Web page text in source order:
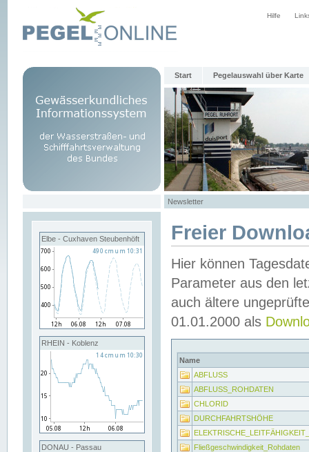
Hilfe
Start Pegelauswahl über Karte
Newsletter
Elbe - Cuxhaven Steubenhöft
RHEIN - Koblenz
DONAU - Passau
Freier
Hier können
Parameter aus den
auch ältere
01.01.2000 als
Name
ABFLUSS
ABFLUSS_ROHDATEN
CHLORID
DURCHFAHRTSHÖHE
Fließgeschwindigkeit_Rohdaten